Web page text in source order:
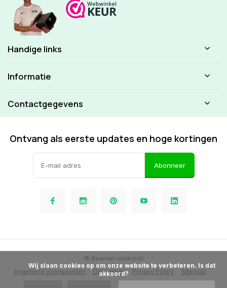
Handige links
Informatie
Contactgegevens
Ontvang als eerste updates en hoge kortingen
Abonneer
Algemene voorwaarden Disclaimer Privacy Policy Sitemap
© Beamer-winkel.nl
akkoord?